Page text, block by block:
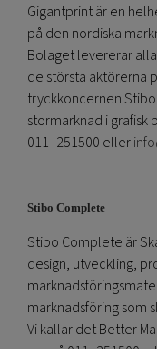
Gigantprint är en
på den nordiska
Bolaget levererar
de största aktörerna
tryckkoncernen
stormarknad i grafisk
011- 251500 eller
Stibo Complete
Stibo Complete är
design, utveckling,
marknadsföring som
Vi kallar det Better
oss på 011- 251500